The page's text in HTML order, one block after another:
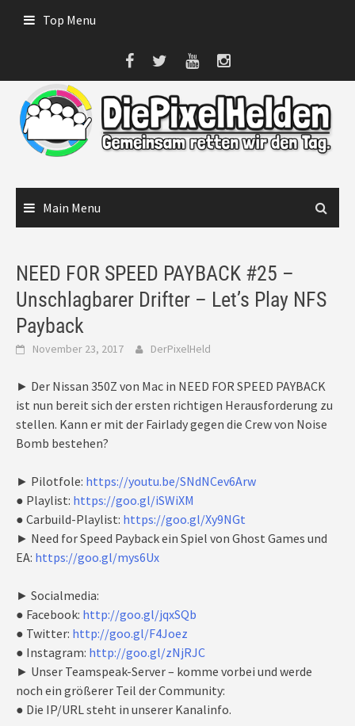
Top Menu
Main Menu
NEED FOR SPEED PAYBACK #25 –
Unschlagbarer Drifter – Let’s Play NFS
Payback
November 23, 2017 DerPixelHeld
► Der Nissan 350Z von Mac in NEED FOR SPEED PAYBACK
ist nun bereit sich der ersten richtigen Herausforderung zu
stellen. Kann er mit der Fairlady gegen die Crew von Noise
Bomb bestehen?
► Pilotfole: https://youtu.be/SNdNCev6Arw
● Playlist: https://goo.gl/iSWiXM
● Carbuild-Playlist: https://goo.gl/Xy9NGt
► Need for Speed Payback ein Spiel von Ghost Games und
EA: https://goo.gl/mys6Ux
► Socialmedia:
● Facebook: http://goo.gl/jqxSQb
● Twitter: http://goo.gl/F4Joez
● Instagram: http://goo.gl/zNjRJC
► Unser Teamspeak-Server – komme vorbei und werde
noch ein größerer Teil der Community:
● Die IP/URL steht in unserer Kanalinfo.